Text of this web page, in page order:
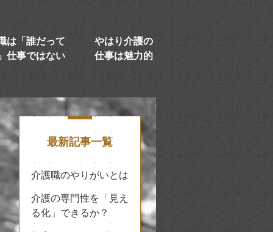
は「誰だって
仕事ではない
やはり介護の
仕事は魅力的
最新記事一覧
介護職のやりがいとは
介護の専門性を「見え
る化」できるか？